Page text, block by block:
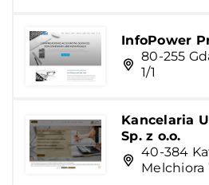
InfoPower
80-255
1/1
Kancelaria
Sp. z o.o.
40-384
Melchiora